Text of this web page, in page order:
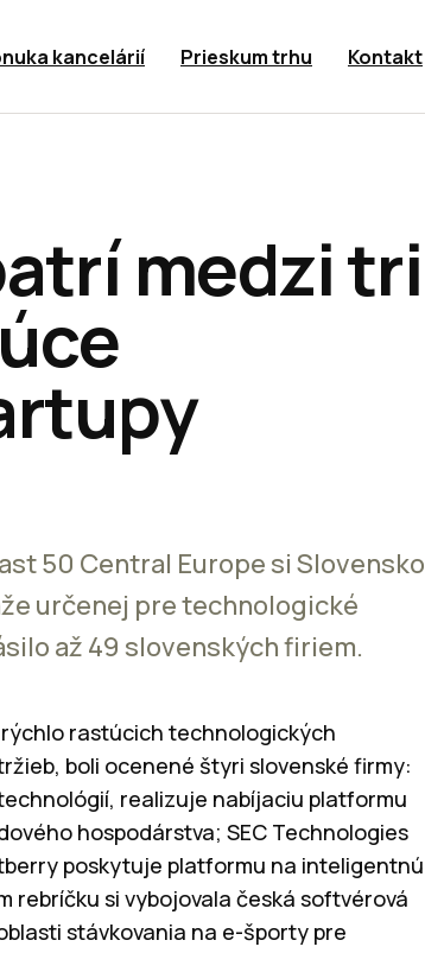
kancelárií Prieskum trhu Kontakt
medzi tri
50 Central Europe si Slovensko
určenej pre technologické
až 49 slovenských firiem.
rastúcich technologických
boli ocenené štyri slovenské firmy:
realizuje nabíjaciu platformu
hospodárstva; SEC Technologies
poskytuje platformu na inteligentnú
rebríčku si vybojovala česká softvérová
stávkovania na e-športy pre